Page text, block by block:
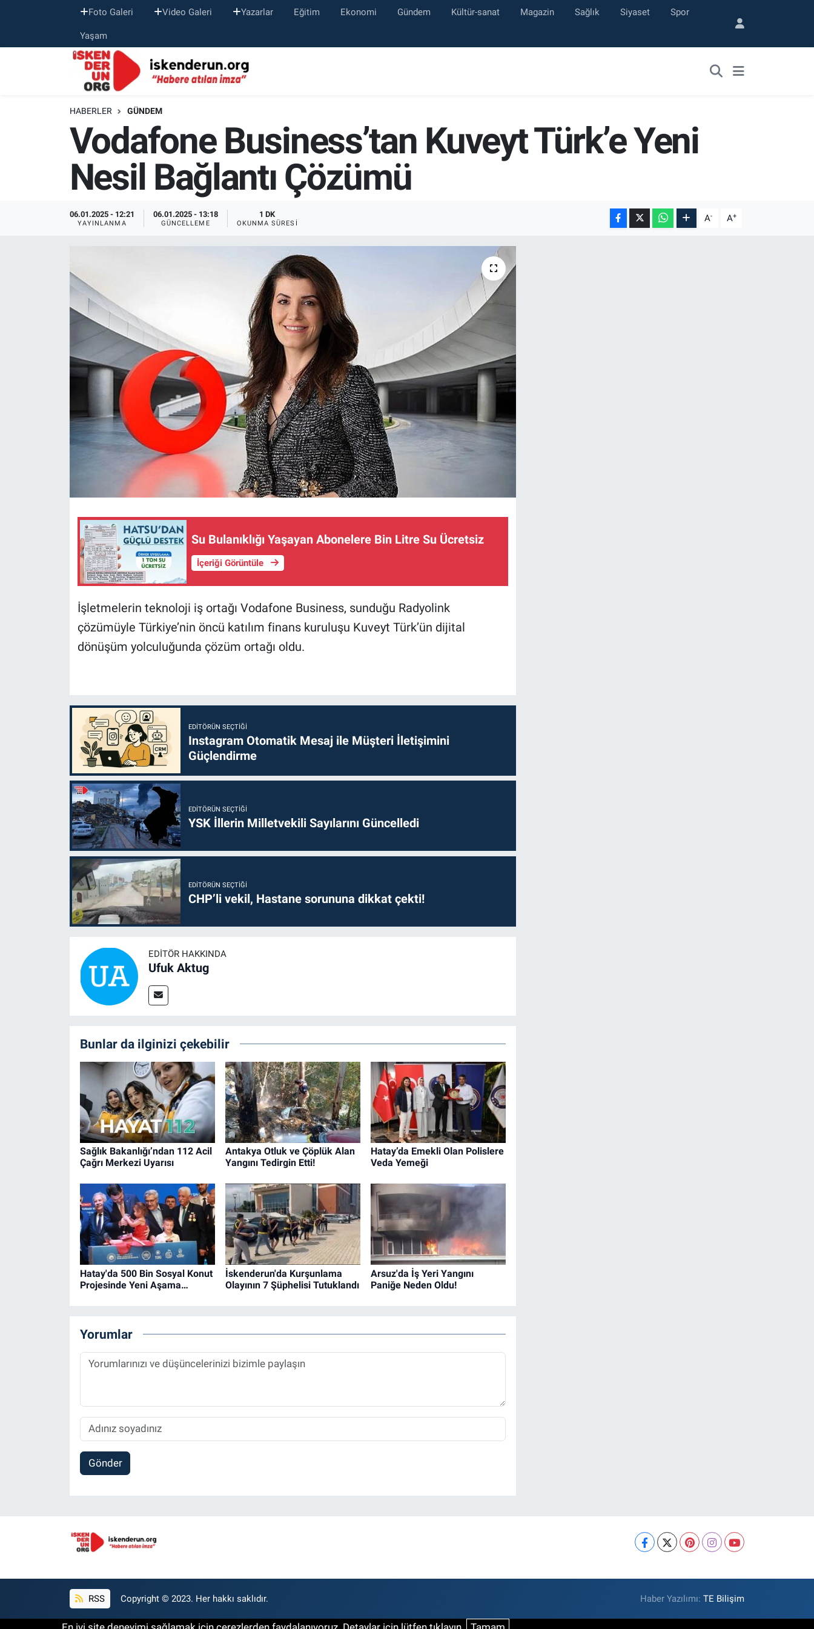
Foto Galeri Video Galeri Yazarlar Eğitim Ekonomi Gündem Kültür-sanat Magazin Sağlık Siyaset Spor
Yaşam
HABERLER GÜNDEM
Vodafone Business’tan Kuveyt Türk’e Yeni
Nesil Bağlantı Çözümü
06.01.2025 - 12:21
YAYINLANMA
06.01.2025 - 13:18
GÜNCELLEME
1 DK
OKUNMA SÜRESI A- A+
Su Bulanıklığı Yaşayan Abonelere Bin Litre Su Ücretsiz
İçeriği Görüntüle
İşletmelerin teknoloji iş ortağı Vodafone Business, sunduğu Radyolink
çözümüyle Türkiye’nin öncü katılım finans kuruluşu Kuveyt Türk’ün dijital
dönüşüm yolculuğunda çözüm ortağı oldu.
EDITÖRÜN SEÇTIĞI
Instagram Otomatik Mesaj ile Müşteri İletişimini
Güçlendirme
EDITÖRÜN SEÇTIĞI
YSK İllerin Milletvekili Sayılarını Güncelledi
EDITÖRÜN SEÇTIĞI
CHP’li vekil, Hastane sorununa dikkat çekti!
EDITÖR HAKKINDA
Ufuk Aktug
Bunlar da ilginizi çekebilir
Sağlık Bakanlığı’ndan 112 Acil
Çağrı Merkezi Uyarısı
Antakya Otluk ve Çöplük Alan
Yangını Tedirgin Etti!
Hatay’da Emekli Olan Polislere
Veda Yemeği
Hatay'da 500 Bin Sosyal Konut
Projesinde Yeni Aşama…
İskenderun'da Kurşunlama
Olayının 7 Şüphelisi Tutuklandı
Arsuz'da İş Yeri Yangını
Paniğe Neden Oldu!
Yorumlar
Gönder
RSS Copyright © 2023. Her hakkı saklıdır. Haber Yazılımı:TE Bilişim